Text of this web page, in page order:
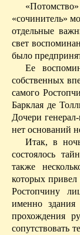
«сочинитель»
отдельные
свет
было
Ее
собственных
самого
Барклая де
Дочери
нет оснований
Итак, в
состоялось
также
которых
Ростопчину
именно
прохождения
сопутствовать